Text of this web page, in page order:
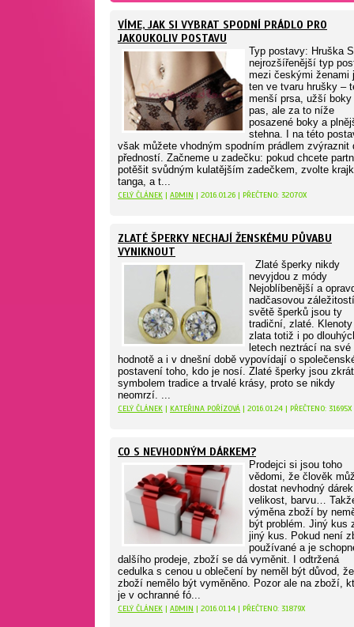
VÍME, JAK SI VYBRAT SPODNÍ PRÁDLO PRO
JAKOUKOLIV POSTAVU
Typ postavy: Hruška
nejrozšířenější typ
mezi českými ženami
ten ve tvaru hrušky –
menší prsa, užší boky
pas, ale za to níže
posazené boky a
stehna. I na této
však můžete vhodným spodním prádlem zvýraznit
předností. Začneme u zadečku: pokud chcete
potěšit svůdným kulatějším zadečkem, zvolte
tanga, a t...
CELÝ ČLÁNEK | ADMIN | 2016.01.26 | PŘEČTENO: 32070X
ZLATÉ ŠPERKY NECHAJÍ ŽENSKÉMU PŮVABU
VYNIKNOUT
Zlaté šperky nikdy
nevyjdou z módy
Nejoblíbenější a
nadčasovou
světě šperků jsou ty
tradiční, zlaté.
zlata totiž i po
letech neztrácí na své
hodnotě a i v dnešní době vypovídají o
postavení toho, kdo je nosí. Zlaté šperky jsou
symbolem tradice a trvalé krásy, proto se nikdy
neomrzí. ...
CELÝ ČLÁNEK | KATEŘINA POŘÍZOVÁ | 2016.01.24 | PŘEČTENO: 31695X
CO S NEVHODNÝM DÁRKEM?
Prodejci si jsou toho
vědomi, že člověk
dostat nevhodný
velikost, barvu…
výměna zboží by
být problém. Jiný kus
jiný kus. Pokud není
používané a je
dalšího prodeje, zboží se dá vyměnit. I odtržená
cedulka s cenou u oblečení by neměl být důvod,
zboží nemělo být vyměněno. Pozor ale na zboží,
je v ochranné fó...
CELÝ ČLÁNEK | ADMIN | 2016.01.14 | PŘEČTENO: 31879X